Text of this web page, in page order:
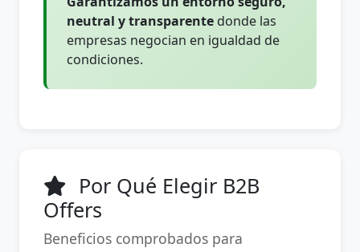
neutral y transparente donde las
empresas negocian en igualdad de
condiciones.
Por Qué Elegir B2B
Offers
Beneficios comprobados para